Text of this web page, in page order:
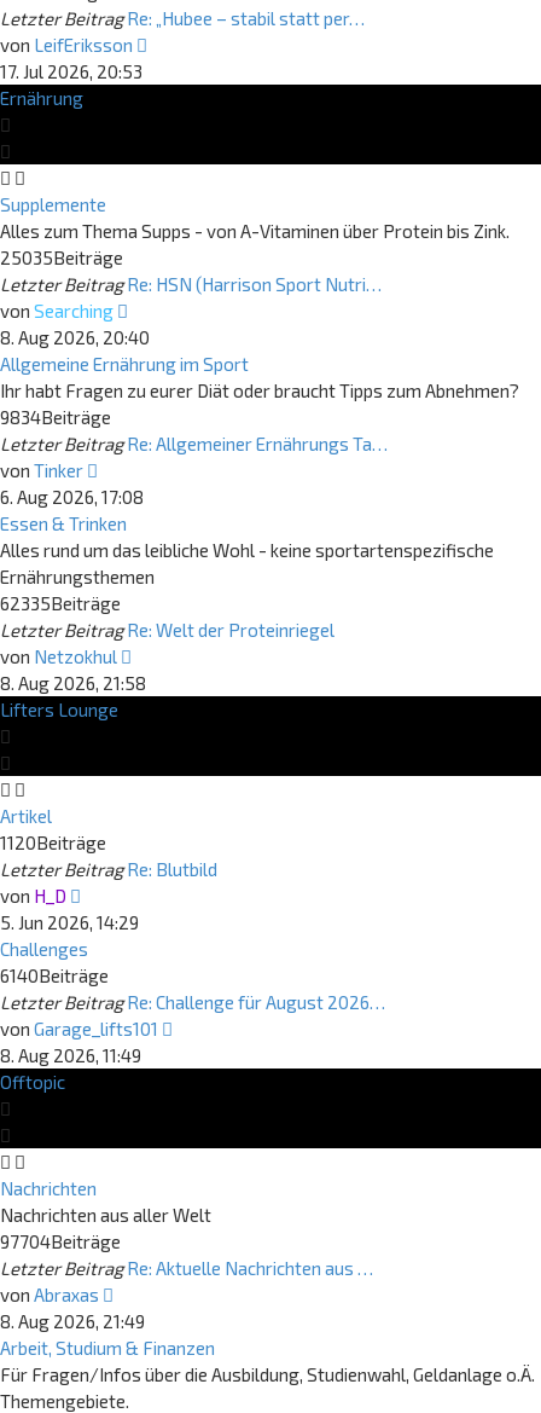
Letzter Beitrag Re: „Hubee – stabil statt per…
von LeifEriksson
17. Jul 2026, 20:53
Ernährung
Supplemente
Alles zum Thema Supps - von A-Vitaminen über Protein bis Zink.
25035Beiträge
Letzter Beitrag Re: HSN (Harrison Sport Nutri…
von Searching
Beitrag
8. Aug 2026, 20:40
Allgemeine Ernährung im Sport
Ihr habt Fragen zu eurer Diät oder braucht Tipps zum Abnehmen?
9834Beiträge
Letzter Beitrag Re: Allgemeiner Ernährungs Ta…
von Tinker
Beitrag
6. Aug 2026, 17:08
Essen & Trinken
Alles rund um das leibliche Wohl - keine sportartenspezifische
Ernährungsthemen
62335Beiträge
Letzter Beitrag Re: Welt der Proteinriegel
von Netzokhul
Beitrag
8. Aug 2026, 21:58
Lifters Lounge
Artikel
1120Beiträge
Letzter Beitrag Re: Blutbild
von H_D
Beitrag
5. Jun 2026, 14:29
Challenges
6140Beiträge
Letzter Beitrag Re: Challenge für August 2026…
von Garage_lifts101
8. Aug 2026, 11:49
Offtopic
Nachrichten
Nachrichten aus aller Welt
97704Beiträge
Letzter Beitrag Re: Aktuelle Nachrichten aus …
von Abraxas
Beitrag
8. Aug 2026, 21:49
Arbeit, Studium & Finanzen
Für Fragen/Infos über die Ausbildung, Studienwahl, Geldanlage o.Ä.
Themengebiete.